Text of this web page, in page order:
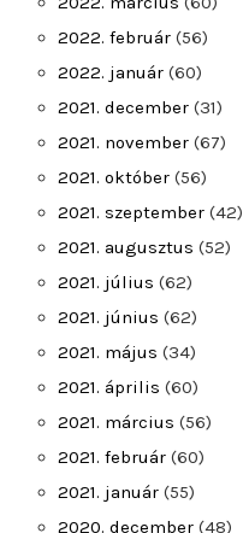
2022. február (56)
2022. január (60)
2021. december (31)
2021. november (67)
2021. október (56)
2021. szeptember (42)
2021. augusztus (52)
2021. július (62)
2021. június (62)
2021. május (34)
2021. április (60)
2021. március (56)
2021. február (60)
2021. január (55)
2020. december (48)